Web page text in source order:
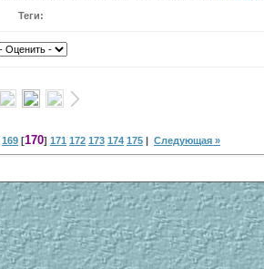
Теги:
169 [170] 171 172 173 174 175 | Следующая »